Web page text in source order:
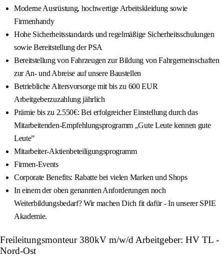
Moderne Ausrüstung, hochwertige Arbeitskleidung sowie
Firmenhandy
Hohe Sicherheitsstandards und regelmäßige Sicherheitsschulungen
sowie Bereitstellung der PSA
Bereitstellung von Fahrzeugen zur Bildung von Fahrgemeinschaften
zur An- und Abreise auf unsere Baustellen
Betriebliche Altersvorsorge mit bis zu 600 EUR
Arbeitgeberzuzahlung jährlich
Prämie bis zu 2.550€: Bei erfolgreicher Einstellung durch das
Mitarbeitenden-Empfehlungsprogramm „Gute Leute kennen gute
Leute”
Mitarbeiter-Aktienbeteiligungsprogramm
Firmen-Events
Corporate Benefits: Rabatte bei vielen Marken und Shops
In einem der oben genannten Anforderungen noch
Weiterbildungsbedarf? Wir machen Dich fit dafür - In unserer SPIE
Akademie.
Freileitungsmonteur 380kV m/w/d Arbeitgeber: HV TL -
Nord-Ost